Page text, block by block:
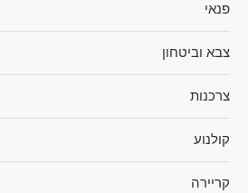
פנאי
צבא וביטחון
צרכנות
קולנוע
קריירה